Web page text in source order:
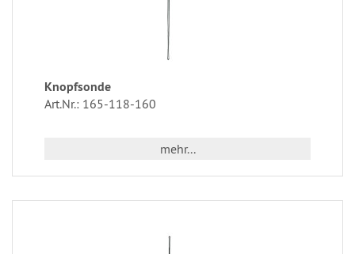
Knopfsonde
Art.Nr.: 165-118-160
mehr...